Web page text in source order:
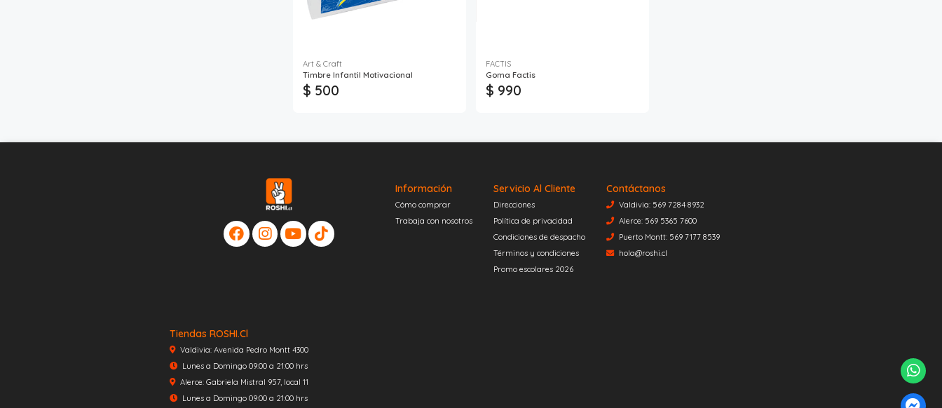
Art & Craft
Timbre Infantil Motivacional
$ 500
FACTIS
Goma Factis
$ 990
Información
Cómo comprar
Trabaja con nosotros
Servicio Al Cliente
Direcciones
Política de privacidad
Condiciones de despacho
Términos y condiciones
Promo escolares 2026
Contáctanos
Valdivia: 569 7284 8932
Alerce: 569 5365 7600
Puerto Montt: 569 7177 8539
hola@roshi.cl
Tiendas ROSHI.cl
Valdivia: Avenida Pedro Montt 4300
Lunes a Domingo 09:00 a 21:00 hrs
Alerce: Gabriela Mistral 957, local 11
Lunes a Domingo 09:00 a 21:00 hrs